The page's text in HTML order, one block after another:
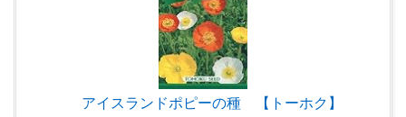
アイスランドポピーの種 【トーホク】